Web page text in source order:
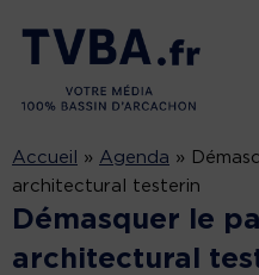
Accueil » Agenda »
architectural testerin
Démasquer le
architectural